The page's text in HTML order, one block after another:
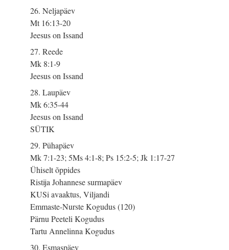
26. Neljapäev
Mt 16:13-20
Jeesus on Issand
27. Reede
Mk 8:1-9
Jeesus on Issand
28. Laupäev
Mk 6:35-44
Jeesus on Issand
SÜTIK
29. Pühapäev
Mk 7:1-23; 5Ms 4:1-8; Ps 15:2-5; Jk 1:17-27
Ühiselt õppides
Ristija Johannese surmapäev
KUSi avaaktus, Viljandi
Emmaste-Nurste Kogudus (120)
Pärnu Peeteli Kogudus
Tartu Annelinna Kogudus
30. Esmaspäev